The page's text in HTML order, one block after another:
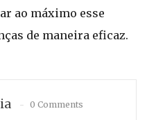
ao máximo esse
de maneira eficaz.
0 Comments